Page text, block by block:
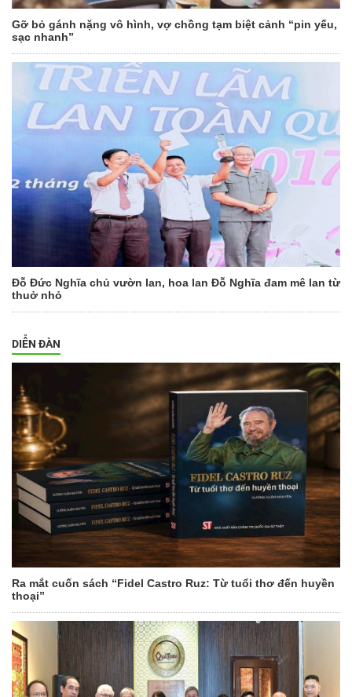
Gỡ bỏ gánh nặng vô hình, vợ chồng tạm biệt cảnh “pin yếu,
sạc nhanh”
Đỗ Đức Nghĩa chủ vườn lan, hoa lan Đỗ Nghĩa đam mê lan từ
thuở nhỏ
DIỄN ĐÀN
Ra mắt cuốn sách “Fidel Castro Ruz: Từ tuổi thơ đến huyền
thoại”